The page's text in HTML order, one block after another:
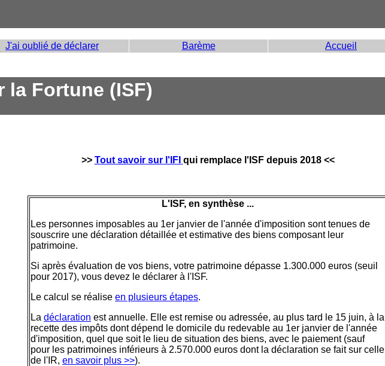
J'ai oublié de déclarer Barème Accueil
la Fortune (ISF)
>> Tout savoir sur l'IFI qui remplace l'ISF depuis 2018 <<
L'ISF, en synthèse ...
Les personnes imposables au 1er janvier de l'année d'imposition sont tenues de
souscrire une déclaration détaillée et estimative des biens composant leur
patrimoine.
Si après évaluation de vos biens, votre patrimoine dépasse 1.300.000 euros (seuil
pour 2017), vous devez le déclarer à l'ISF.
Le calcul se réalise en plusieurs étapes.
La déclaration est annuelle. Elle est remise ou adressée, au plus tard le 15 juin, à la
recette des impôts dont dépend le domicile du redevable au 1er janvier de l'année
d'imposition, quel que soit le lieu de situation des biens, avec le paiement (sauf
pour les patrimoines inférieurs à 2.570.000 euros dont la déclaration se fait sur celle
de l'IR, en savoir plus >>).